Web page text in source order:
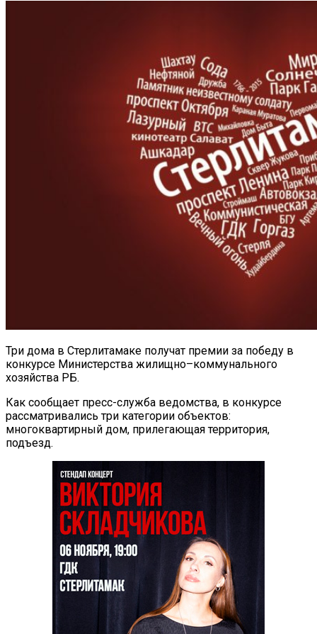
Три дома в Стерлитамаке получат премии за победу в
конкурсе Министерства жилищно–коммунального
хозяйства РБ.
Как сообщает пресс-служба ведомства, в конкурсе
рассматривались три категории объектов:
многоквартирный дом, прилегающая территория,
подъезд.